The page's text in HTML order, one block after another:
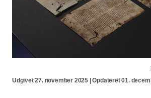
Udgivet 27. november 2025 | Opdateret 01.